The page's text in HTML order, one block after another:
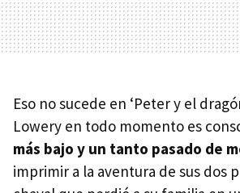
Eso no sucede en ‘Peter y el
Lowery en todo momento es
más bajo y un tanto pasado de
imprimir a la aventura de sus dos